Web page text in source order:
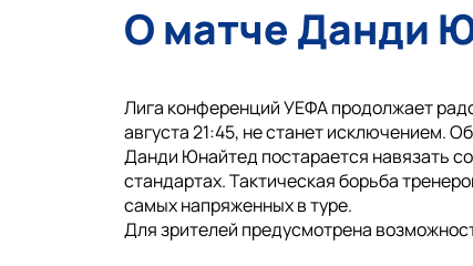
О матче Данди
Лига конференций УЕФА продолжает
августа 21:45, не станет исключением.
Данди Юнайтед постарается навязать
стандартах. Тактическая борьба
самых напряженных в туре.
Для зрителей предусмотрена